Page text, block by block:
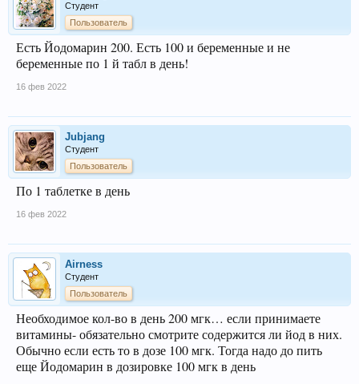
Студент
Пользователь
Есть Йодомарин 200. Есть 100 и беременные и не
беременные по 1 й табл в день!
16 фев 2022
Jubjang
Студент
Пользователь
По 1 таблетке в день
16 фев 2022
Airness
Студент
Пользователь
Необходимое кол-во в день 200 мгк… если принимаете
витамины- обязательно смотрите содержится ли йод в них.
Обычно если есть то в дозе 100 мгк. Тогда надо до пить
еще Йодомарин в дозировке 100 мгк в день